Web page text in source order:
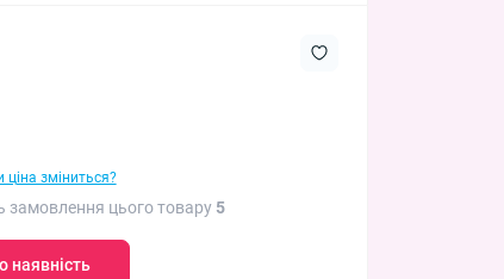
ціна зміниться?
замовлення цього товару 5
наявність